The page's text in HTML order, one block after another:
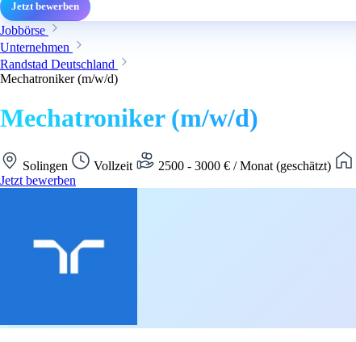
Jetzt bewerben
Jobbörse
Unternehmen
Randstad Deutschland
Mechatroniker (m/w/d)
Mechatroniker (m/w/d)
Solingen Vollzeit 2500 - 3000 € / Monat (geschätzt)
Jetzt bewerben